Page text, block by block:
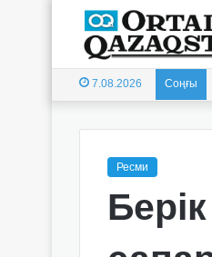
7.08.2026 Соңғы
Ресми